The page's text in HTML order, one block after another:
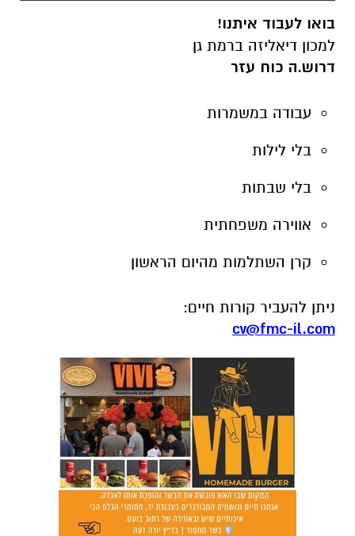
בואו לעבוד איתנו!
למכון דיאליזה ברמת גן
דרוש.ה כוח עזר
עבודה במשמרות
בלי לילות
בלי שבתות
אווירה משפחתית
קרן השתלמות מהיום הראשון
ניתן להעביר קורות חיים:
cv@fmc-il.com